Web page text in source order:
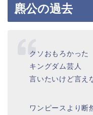
麃公の過去
クソおもろかった
キングダム芸人
言いたいけど言え
ワンピースより断